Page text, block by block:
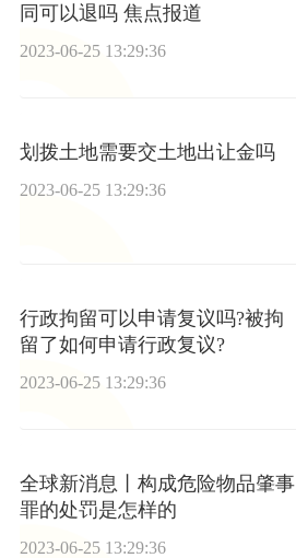
同可以退吗 焦点报道
2023-06-25 13:29:36
划拨土地需要交土地出让金吗
2023-06-25 13:29:36
行政拘留可以申请复议吗?被拘
留了如何申请行政复议?
2023-06-25 13:29:36
全球新消息丨构成危险物品肇事
罪的处罚是怎样的
2023-06-25 13:29:36